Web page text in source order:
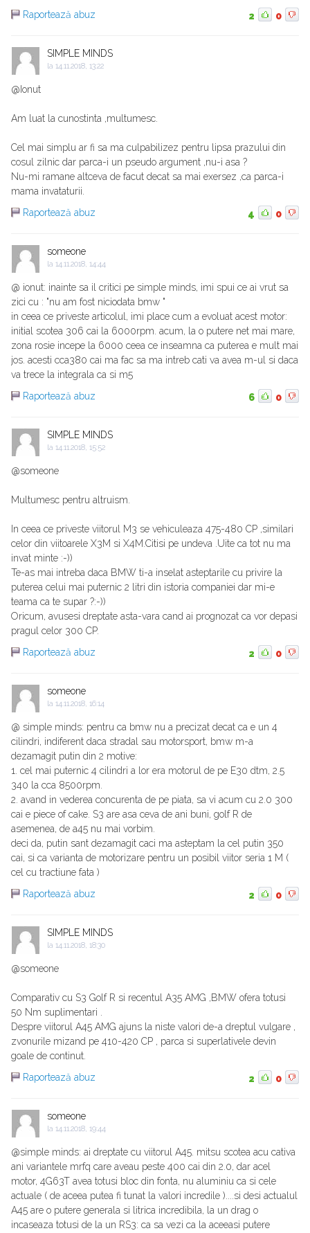
Raportează abuz 2 0
SIMPLE MINDS
la 14.11.2018, 13:22
@Ionut
Am luat la cunostinta ,multumesc.
Cel mai simplu ar fi sa ma culpabilizez pentru lipsa prazului din
cosul zilnic dar parca-i un pseudo argument ,nu-i asa ?
Nu-mi ramane altceva de facut decat sa mai exersez ,ca parca-i
mama invataturii.
Raportează abuz
4 0
someone
la 14.11.2018, 14:44
@ ionut: inainte sa il critici pe simple minds, imi spui ce ai vrut sa
zici cu : "nu am fost niciodata bmw "
in ceea ce priveste articolul, imi place cum a evoluat acest motor:
initial scotea 306 cai la 6000rpm. acum, la o putere net mai mare,
zona rosie incepe la 6000 ceea ce inseamna ca puterea e mult mai
jos. acesti cca380 cai ma fac sa ma intreb cati va avea m-ul si daca
va trece la integrala ca si m5
Raportează abuz
6 0
SIMPLE MINDS
la 14.11.2018, 15:52
@someone
Multumesc pentru altruism.
In ceea ce priveste viitorul M3 se vehiculeaza 475-480 CP ,similari
celor din viitoarele X3M si X4M.Citisi pe undeva .Uite ca tot nu ma
invat minte :-))
Te-as mai intreba daca BMW ti-a inselat asteptarile cu privire la
puterea celui mai puternic 2 litri din istoria companiei dar mi-e
teama ca te supar ?:-))
Oricum, avusesi dreptate asta-vara cand ai prognozat ca vor depasi
pragul celor 300 CP.
Raportează abuz
2 0
someone
la 14.11.2018, 16:14
@ simple minds: pentru ca bmw nu a precizat decat ca e un 4
cilindri, indiferent daca stradal sau motorsport, bmw m-a
dezamagit putin din 2 motive:
1. cel mai puternic 4 cilindri a lor era motorul de pe E30 dtm, 2.5
340 la cca 8500rpm.
2. avand in vederea concurenta de pe piata, sa vi acum cu 2.0 300
cai e piece of cake. S3 are asa ceva de ani buni, golf R de
asemenea, de a45 nu mai vorbim.
deci da, putin sant dezamagit caci ma asteptam la cel putin 350
cai, si ca varianta de motorizare pentru un posibil viitor seria 1 M (
cel cu tractiune fata )
Raportează abuz
2 0
SIMPLE MINDS
la 14.11.2018, 18:30
@someone
Comparativ cu S3 Golf R si recentul A35 AMG ,BMW ofera totusi
50 Nm suplimentari .
Despre viitorul A45 AMG ajuns la niste valori de-a dreptul vulgare ,
zvonurile mizand pe 410-420 CP , parca si superlativele devin
goale de continut.
Raportează abuz
2 0
someone
la 14.11.2018, 19:44
@simple minds: ai dreptate cu viitorul A45. mitsu scotea acu cativa
ani variantele mrfq care aveau peste 400 cai din 2.0, dar acel
motor, 4G63T avea totusi bloc din fonta, nu aluminiu ca si cele
actuale ( de aceea putea fi tunat la valori incredile )....si desi actualul
A45 are o putere generala si litrica incredibila, la un drag o
incaseaza totusi de la un RS3: ca sa vezi ca la aceeasi putere